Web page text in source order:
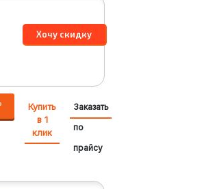
Купить
в 1
клик
Заказать
по
прайсу